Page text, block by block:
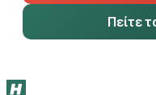
Πείτε